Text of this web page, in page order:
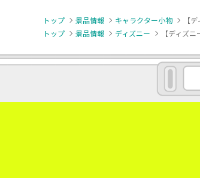
トップ 景品情報 キャラクター小物
【
トップ
景品情報 ディズニー 【ディズ